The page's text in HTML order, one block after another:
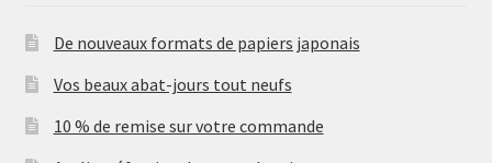
De nouveaux formats de papiers japonais
Vos beaux abat-jours tout neufs
10 % de remise sur votre commande